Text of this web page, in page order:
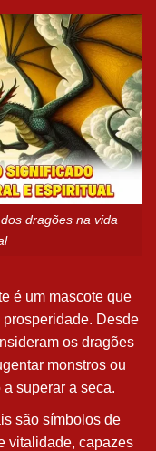
dragões na vida
é um mascote que
Desde
os dragões
monstros ou
superar a seca.
são símbolos de
vitalidade, capazes